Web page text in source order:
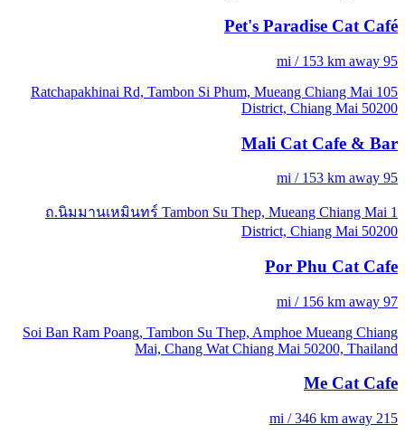
Pet's Paradise Cat Café
95 mi / 153 km away
105 Ratchapakhinai Rd, Tambon Si Phum, Mueang Chiang Mai
District, Chiang Mai 50200
Mali Cat Cafe & Bar
95 mi / 153 km away
1 ถ.นิมมานเหมินทร์ Tambon Su Thep, Mueang Chiang Mai
District, Chiang Mai 50200
Por Phu Cat Cafe
97 mi / 156 km away
Soi Ban Ram Poang, Tambon Su Thep, Amphoe Mueang Chiang
Mai, Chang Wat Chiang Mai 50200, Thailand
Me Cat Cafe
215 mi / 346 km away